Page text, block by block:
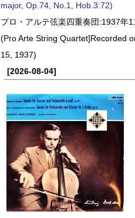
major, Op.74, No.1, Hob.3:72)
プロ・アルテ弦楽四重奏団:1937年
(Pro Arte String Quartet]Recorded
15, 1937)
[2026-08-04]